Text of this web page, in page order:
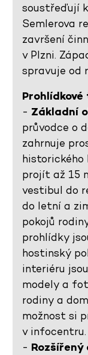
soustřeďují
Semlerova
završení
v Plzni.
spravuje od
- Základní
průvodce o
zahrnuje
historického
projít až 15
vestibul do
do letní a
pokojů
prohlídky
hostinský
interiéru
modely a
rodiny a
možnost si
v infocentru.
- Rozšířený